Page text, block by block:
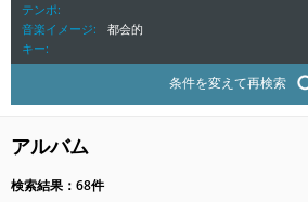
テンポ
音楽イメージ
都会的
キー
条件を変えて再検索
アルバム
検索結果：68件